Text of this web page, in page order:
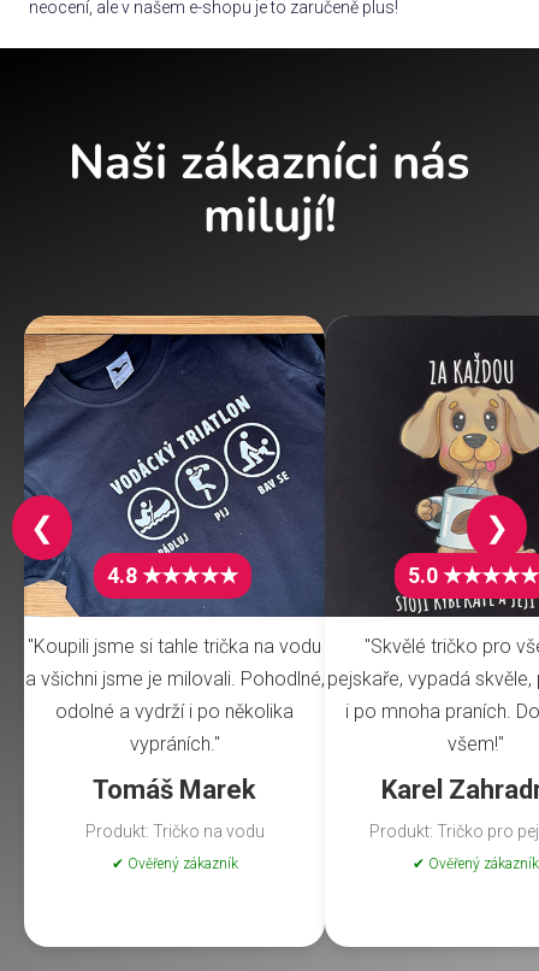
neocení, ale v našem e-shopu je to zaručeně plus!
Naši zákazníci nás
milují!
4.8 ★★★★★
"Koupili jsme si tahle trička na vodu
a všichni jsme je milovali. Pohodlné,
odolné a vydrží i po několika
vypráních."
Tomáš Marek
Produkt: Tričko na vodu
✔ Ověřený zákazník
5.0 ★★★★★
"Skvělé tričko pro
pejskaře, vypadá
i po mnoha praních.
všem!"
Karel
Produkt: Tričko pro
✔ Ověřený zákazník
❮ ❯